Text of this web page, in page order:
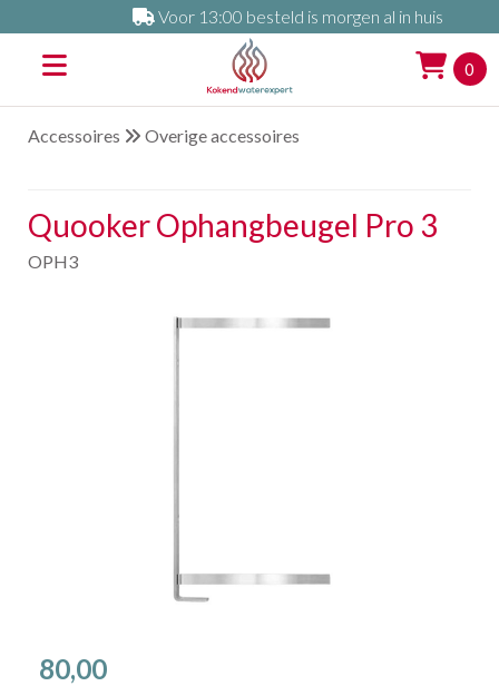
Voor 13:00 besteld is morgen al in huis
0
Accessoires Overige accessoires
Quooker Ophangbeugel Pro 3
OPH3
80,00